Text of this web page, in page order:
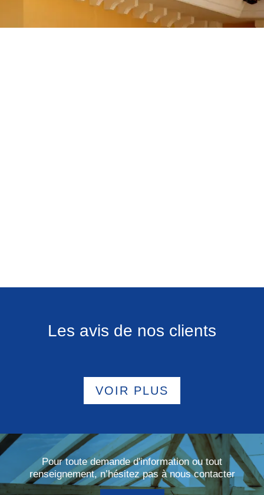
Les avis de nos clients
VOIR PLUS
Pour toute demande d'information ou tout
renseignement, n’hésitez pas à nous contacter